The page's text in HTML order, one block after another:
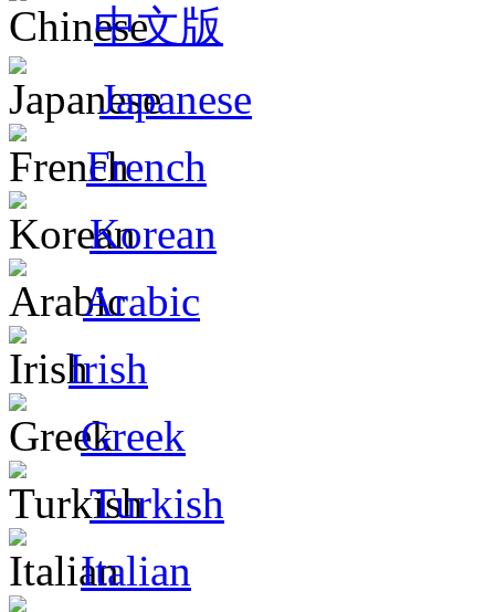
中文版
Japanese
French
Korean
Arabic
Irish
Greek
Turkish
Italian